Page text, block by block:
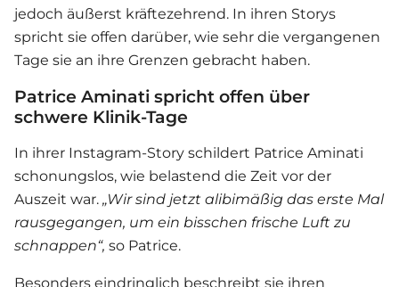
jedoch äußerst kräftezehrend. In ihren Storys
spricht sie offen darüber, wie sehr die vergangenen
Tage sie an ihre Grenzen gebracht haben.
Patrice Aminati spricht offen über
schwere Klinik-Tage
In ihrer Instagram-Story schildert Patrice Aminati
schonungslos, wie belastend die Zeit vor der
Auszeit war. „Wir sind jetzt alibimäßig das erste Mal
rausgegangen, um ein bisschen frische Luft zu
schnappen“, so Patrice.
Besonders eindringlich beschreibt sie ihren